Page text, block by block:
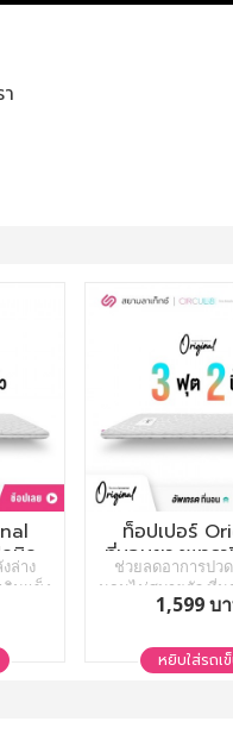
นิค
ล่าง
มแข็ง
มเริ่ม
หาทุก
หยัด
หมื่น
ท็อปเปอร์
ที่นอนยางพาร
ฟุต 2 นิ้
ช่วยลดอาการปว
นอนไม่สบายตัว ที่น
เกินไป สปริงจากที่น
บนที่นอนเดิมของคุ
อย่างจะจบลงทันที
1,599 บ
หยิบใส่รถเ